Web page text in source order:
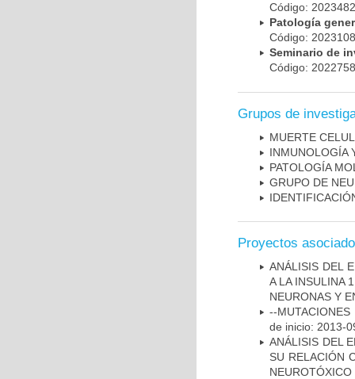
Código:
Patología
Código:
Seminario de
Código:
Grupos de
MUERTE
INMUNOLOGÍA
PATOLOGÍA
GRUPO DE
Proyectos
ANÁLISIS DEL
A LA INSULINA
NEURONAS Y
--
de inicio: 2013-
ANÁLISIS DEL
SU RELACIÓN
NEUROTÓXICO